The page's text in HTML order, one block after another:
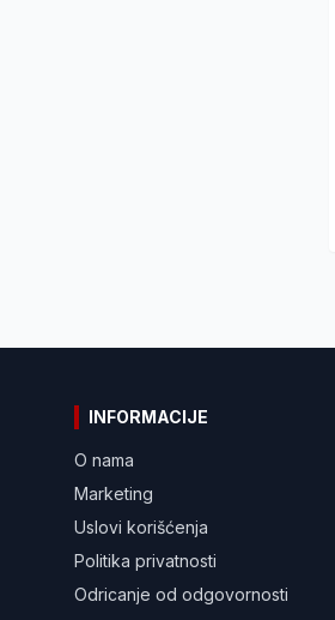
INFORMACIJE
O nama
Marketing
Uslovi korišćenja
Politika privatnosti
Odricanje od odgovornosti